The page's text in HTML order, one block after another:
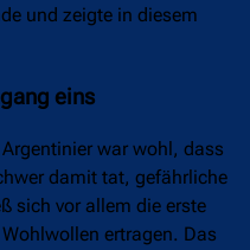
und zeigte in diesem
eins
war wohl, dass
damit tat, gefährliche
sich vor allem die erste
ertragen. Das